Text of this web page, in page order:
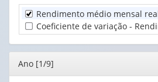
Unidade
Territorial
Rendimento médio mensal
Coeficiente de variação -
Editor
Ano [1/9]